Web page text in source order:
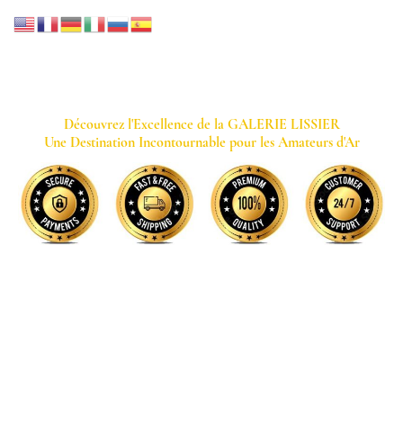
GALERIE LISSIER
Découvrez l'Excellence de la GALERIE LISSIER
Une Destination Incontournable pour les Amateurs d'Ar